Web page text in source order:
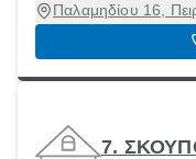
Παλαμηδίου 16,
7.